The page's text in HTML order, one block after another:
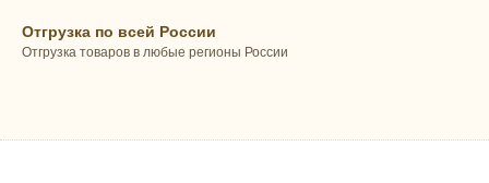
Отгрузка по всей России
Отгрузка товаров в любые регионы России